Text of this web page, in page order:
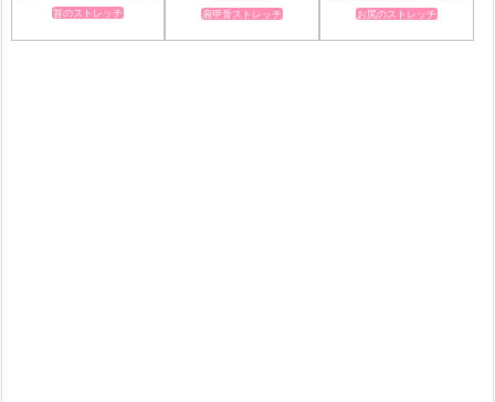
首のストレッチ 肩甲骨ストレッチ お尻のストレッチ